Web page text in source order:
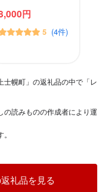
円
5 (4件)
士幌町」の返礼品の中で「レ
の読みものの作成者により運
礼品を見る